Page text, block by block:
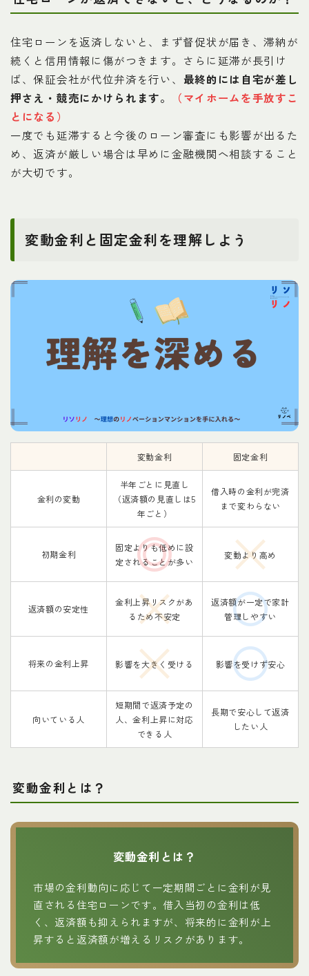
住宅ローンを返済しないと、まず督促状が届き、滞納が
続くと信用情報に傷がつきます。さらに延滞が長引け
ば、保証会社が代位弁済を行い、 最終的には自宅が差し
押さえ・競売にかけられます。
（マイホームを手放すこ
とになる）
一度でも延滞すると今後のローン審査にも影響が出るた
め、返済が厳しい場合は早めに金融機関へ相談すること
が大切です。
変動金利と固定金利を理解しよう
変動金利 固定金利
金利の変動
半年ごとに見直し
（返済額の見直しは5
年ごと）
借入時の金利が完済
まで変わらない
初期金利
固定よりも低めに設
定されることが多い
変動より高め
返済額の安定性
金利上昇リスクがあ
るため不安定
返済額が一定で家計
管理しやすい
将来の金利上昇 影響を大きく受ける 影響を受けず安心
向いている人
短期間で返済予定の
人、金利上昇に対応
できる人
長期で安心して返済
したい人
変動金利とは ？
変動金利とは ？
市場の金利動向に応じて一定期間ごとに金利が見
直される住宅ローンです。借入当初の金利は低
く、返済額も抑えられますが、将来的に金利が上
昇すると返済額が増えるリスクがあります。